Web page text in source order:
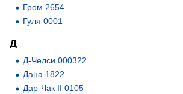
Гром 2654
Гуля 0001
Д
Д-Челси 000322
Дана 1822
Дар-Чак II 0105